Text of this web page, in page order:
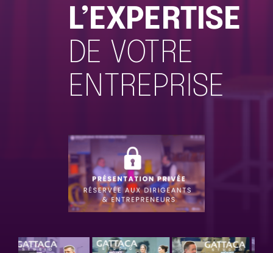
L’EXPERTISE
DE VOTRE
ENTREPRISE